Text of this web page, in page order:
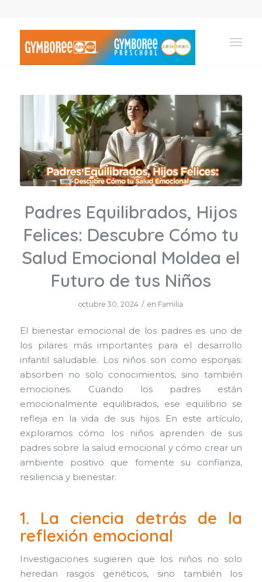
Padres Equilibrados, Hijos
Felices: Descubre Cómo tu
Salud Emocional Moldea el
Futuro de tus Niños
octubre 30, 2024 / en Familia
El bienestar emocional de los padres es uno de
los pilares más importantes para el desarrollo
infantil saludable. Los niños son como esponjas:
absorben no solo conocimientos, sino también
emociones. Cuando los padres están
emocionalmente equilibrados, ese equilibrio se
refleja en la vida de sus hijos. En este artículo,
exploramos cómo los niños aprenden de sus
padres sobre la salud emocional y cómo crear un
ambiente positivo que fomente su confianza,
resiliencia y bienestar.
1. La ciencia detrás de la
reflexión emocional
Investigaciones sugieren que los niños no solo
heredan rasgos genéticos, sino también los